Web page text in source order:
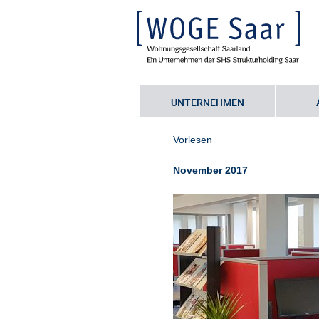
UNTERNEHMEN
Sie befinden sich hier:
Vorlesen
November 2017